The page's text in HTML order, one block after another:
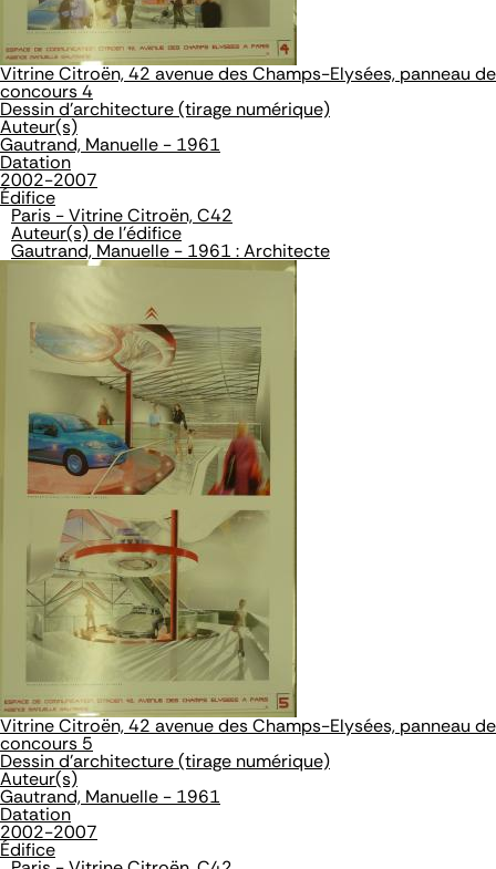
Vitrine Citroën, 42 avenue des Champs-Elysées, panneau de
concours 4
Dessin d'architecture (tirage numérique)
Auteur(s)
Gautrand, Manuelle - 1961
Datation
2002-2007
Édifice
Paris - Vitrine Citroën, C42
Auteur(s) de l'édifice
Gautrand, Manuelle - 1961 : Architecte
Vitrine Citroën, 42 avenue des Champs-Elysées, panneau de
concours 5
Dessin d'architecture (tirage numérique)
Auteur(s)
Gautrand, Manuelle - 1961
Datation
2002-2007
Édifice